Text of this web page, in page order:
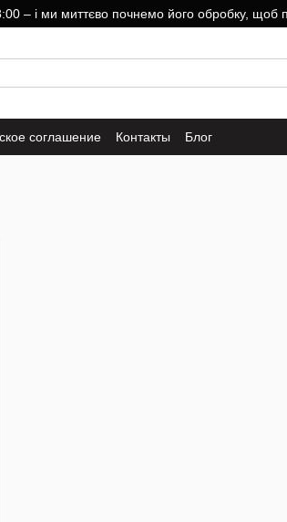
– і ми миттєво почнемо його обробку, щоб
соглашение Контакты Блог